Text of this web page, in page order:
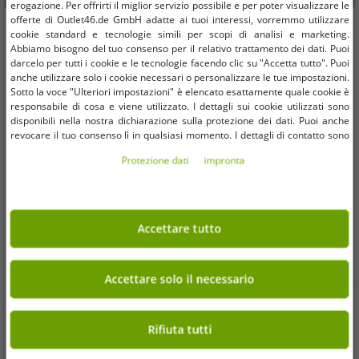
-83%
erogazione. Per offrirti il ​​miglior servizio possibile e per poter visualizzare le
offerte di Outlet46.de GmbH adatte ai tuoi interessi, vorremmo utilizzare
cookie standard e tecnologie simili per scopi di analisi e marketing.
Abbiamo bisogno del tuo consenso per il relativo trattamento dei dati. Puoi
darcelo per tutti i cookie e le tecnologie facendo clic su "Accetta tutto". Puoi
anche utilizzare solo i cookie necessari o personalizzare le tue impostazioni.
Sotto la voce "Ulteriori impostazioni" è elencato esattamente quale cookie è
responsabile di cosa e viene utilizzato. I dettagli sui cookie utilizzati sono
disponibili nella nostra dichiarazione sulla protezione dei dati. Puoi anche
revocare il tuo consenso lì in qualsiasi momento. I dettagli di contatto sono
Protezione dati impronta
Accettare tutto
Accettare solo il necessario
Rifiuta tutti